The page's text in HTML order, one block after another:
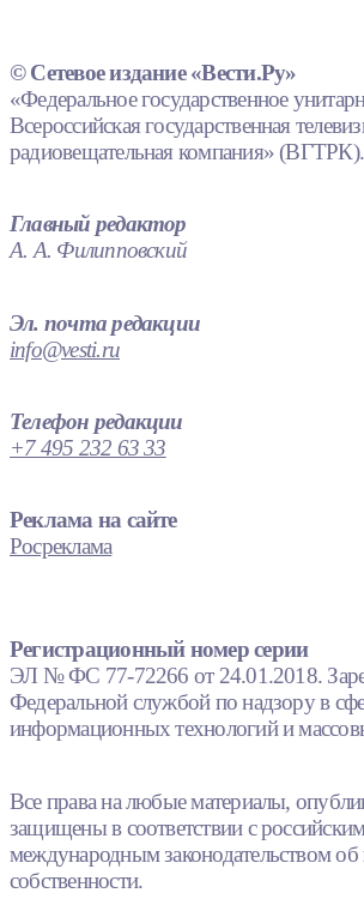
© Сетевое издание «Вести.Ру»
«Федеральное государственное
Всероссийская государственная
радиовещательная компания» (ВГТРК).
Главный редактор
А. А. Филипповский
Эл. почта редакции
info@vesti.ru
Телефон редакции
+7 495 232 63 33
Реклама на сайте
Росреклама
Регистрационный номер серии
ЭЛ № ФС 77-72266 от 24.01.2018.
Федеральной службой по надзору в
информационных технологий и
Все права на любые материалы,
защищены в соответствии с
международным законодательством об
собственности.